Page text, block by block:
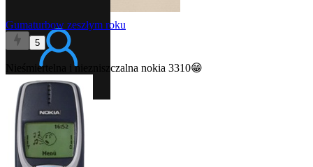
Gumaturbow zeszłym roku
5
Nieśmiertelna i niezniszczalna nokia 3310😁